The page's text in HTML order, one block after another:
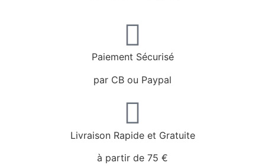
Paiement Sécurisé
par CB ou Paypal
Livraison Rapide et Gratuite
à partir de 75 €